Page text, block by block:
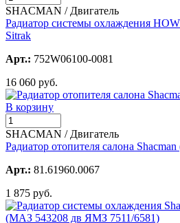
SHACMAN / Двигатель
Радиатор системы охлаждения
Sitrak
Арт.: 752W06100-0081
16 060 руб.
В корзину
SHACMAN / Двигатель
Радиатор отопителя салона
Арт.: 81.61960.0067
1 875 руб.